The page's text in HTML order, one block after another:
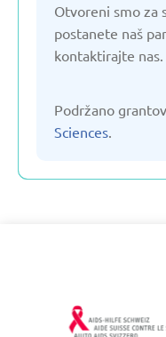
Otvoreni smo za
postanete naš
kontaktirajte nas.
Podržano
Sciences.
Poljska
Turska